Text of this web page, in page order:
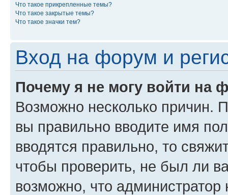
Что такое прикрепленные темы?
Что такое закрытые темы?
Что такое значки тем?
Вход на форум и
Почему я не могу войти на
Возможно несколько причин.
вы правильно вводите имя
вводятся правильно, то
чтобы проверить, не был ли
возможно, что администратор